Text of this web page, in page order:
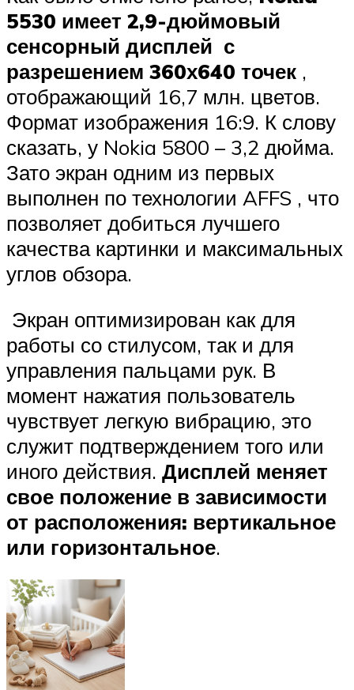
5530 имеет 2,9-дюймовый
сенсорный дисплей с
разрешением 360х640 точек ,
отображающий 16,7 млн. цветов.
Формат изображения 16:9. К слову
сказать, у Nokia 5800 – 3,2 дюйма.
Зато экран одним из первых
выполнен по технологии AFFS , что
позволяет добиться лучшего
качества картинки и максимальных
углов обзора.
Экран оптимизирован как для
работы со стилусом, так и для
управления пальцами рук. В
момент нажатия пользователь
чувствует легкую вибрацию, это
служит подтверждением того или
иного действия. Дисплей меняет
свое положение в зависимости
от расположения: вертикальное
или горизонтальное.